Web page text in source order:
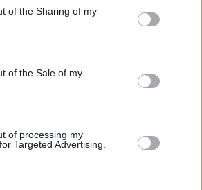
or usage behaviour. You may click to
specified purposes in below Google
of the Sharing of my
of the Sale of my
of processing my
Targeted Advertising.
per il centro
Camping La Medusa